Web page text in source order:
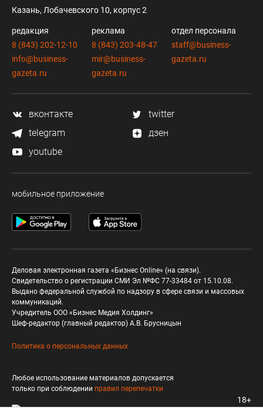
Казань, Лобачевского 10, корпус 2
редакция
8 (843) 202-12-10
info@business-
gazeta.ru
реклама
8 (843) 203-48-47
mir@business-
gazeta.ru
отдел персонала
staff@business-
gazeta.ru
вконтакте
twitter
telegram
дзен
youtube
мобильное приложение
Деловая электронная газета «Бизнес Online» (на связи).
Свидетельство о регистрации СМИ Эл №ФС 77-33484 от 15.10.08.
Выдано федеральной службой по надзору в сфере связи и массовых
коммуникаций.
Учредитель ООО «Бизнес Медия Холдинг»
Шеф-редактор (главный редактор) А.В. Брусницын
Политика о персональных данных
Любое использование материалов допускается
только при соблюдении правил перепечатки
18+